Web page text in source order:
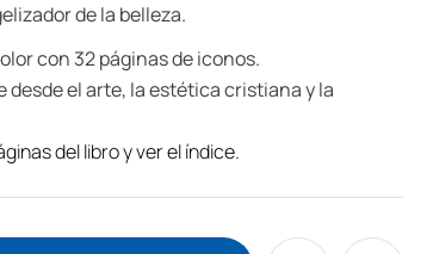
de la belleza.
con 32 páginas de iconos.
el arte, la estética cristiana y la
del libro y ver el índice.